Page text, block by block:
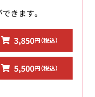
きます。
3,850円（税込）
5,500円（税込）